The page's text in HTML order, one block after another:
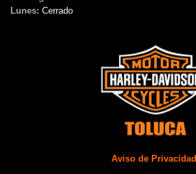
Lunes: Cerrado
Aviso de Privacidad